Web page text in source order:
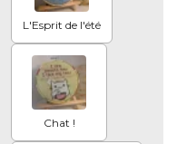
L'Esprit de l'été
Chat !